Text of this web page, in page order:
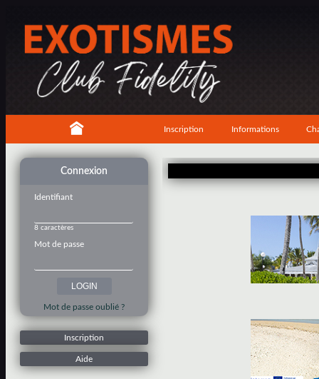
Inscription Informations
Connexion
Identifiant
8 caractères
Mot de passe
Mot de passe oublié ?
Inscription
Aide